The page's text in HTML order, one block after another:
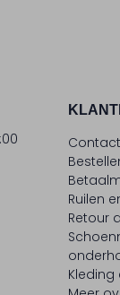
Contact
Ruilen
Retour